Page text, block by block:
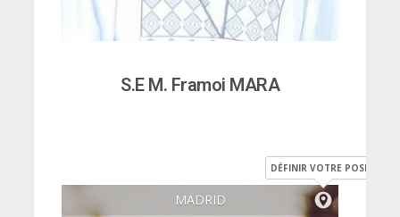
S.E M. Framoi MARA
MADRID
DÉFINIR VOTRE POSITION